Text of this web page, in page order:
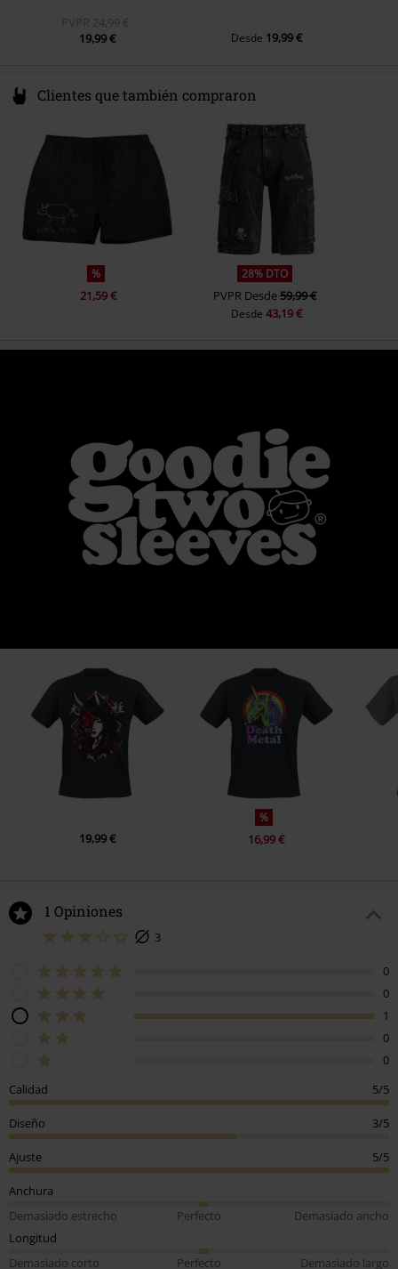
PVPR 24,99 €
19,99 €
Desde 19,99 €
Clientes que también compraron
%
21,59 €
28% DTO
PVPR Desde59,99 €
Desde43,19 €
19,99 €
%
16,99 €
1 Opiniones
3
0
0
1
0
0
Calidad
5/5
Diseño 3/5
Ajuste 5/5
Anchura
Demasiado estrecho
Perfecto
Demasiado ancho
Longitud
Demasiado corto
Perfecto Demasiado largo